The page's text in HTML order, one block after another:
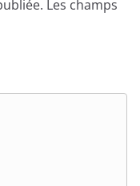
Les champs